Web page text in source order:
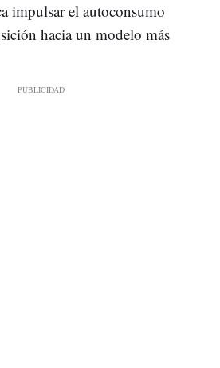
impulsar el autoconsumo
hacia un modelo más